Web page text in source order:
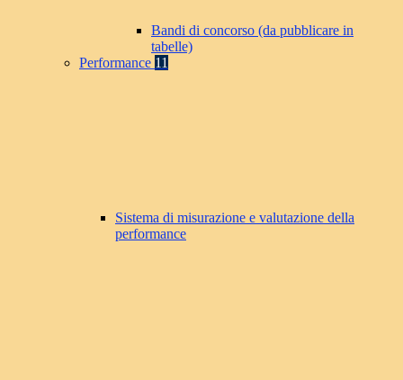
Bandi di concorso (da pubblicare in
tabelle)
Performance 11
Sistema di misurazione e valutazione della
performance